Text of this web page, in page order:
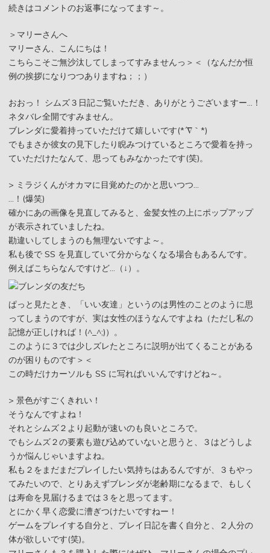
続きはコメントのお返事になってます～。
＞マリーさんへ
マリーさん、こんにちは！
こちらこそご無沙汰してしまってすみませんっ＞＜（なんだか恒
例の挨拶になりつつありますね；；）
おおっ！ シムズ３日記ご覧いただき、ありがとうございますー…！
ネタバレ全開ですみません。
ブレンダに愛着持っていただけて嬉しいです(*´∇｀*)
でもまさか彼女の見下したり睨みつけているところで愛着を持っ
ていただけたなんて、思ってもみなかったです(笑)。
> ミラジくんがオカマに目覚めたのかと思いつつ…
…！(爆笑)
確かにあの画像を見直してみると、金髪女性の上にポップアップ
が表示されていましたね。
勘違いしてしまうのも無理ないですよ～。
私も後で SS を見直していて分からなくなる場合もあるんです。
例えばこちらなんですけど…（↓）。
ぱっと見たとき、「いい友達」というのは男性のことのように思
ってしまうのですが、実は女性のほうなんですよね（ただし私の
記憶が正しければ！(^_^;)）。
このように３では少しズレたところに説明が出てくることがある
のが困りものです＞＜
この時だけカーソルも SS に写ればいいんですけどね～。
> 景色がすごくきれい！
そうなんですよね！
それとシムズ２より起動が速いのも良いところで。
でもシムズ２の要素も遊び込めていないと思うと、３はどうしよ
うか悩んじゃいますよね。
私も２をまだまだプレイしたい気持ちはあるんですが、３もやっ
てみたいので、とりあえずブレンダが老齢期になるまで、もしく
は寿命を見届けるまでは３をと思ってます。
とにかく早く恋愛に漕ぎつけたいですねー！
ゲームをプレイする自分と、プレイ日記を書く自分と、２人分の
体が欲しいです(笑)。